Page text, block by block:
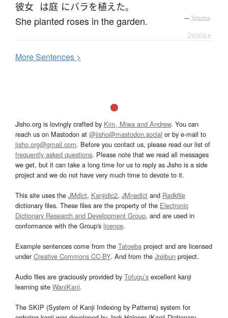
彼女 は庭 にバラを植えた。
She planted roses in the garden. — Tatoeba
Details ▸
MoreSentences >
Jisho.org is lovingly crafted by Kim, Miwa and Andrew. You can
reach us on Mastodon at @jisho@mastodon.social or by e-mail to
jisho.org@gmail.com. Before you contact us, please read our list of
frequently asked questions. Please note that we read all messages
we get, but it can take a long time for us to reply as Jisho is a side
project and we do not have very much time to devote to it.
This site uses the JMdict, Kanjidic2, JMnedict and Radkfile
dictionary files. These files are the property of the Electronic
Dictionary Research and Development Group, and are used in
conformance with the Group's licence.
Example sentences come from the Tatoeba project and are licensed
underCreative Commons CC-BY. And from the Jreibun project.
Audio files are graciously provided by Tofugu’s excellent kanji
learning site WaniKani.
The SKIP (System of Kanji Indexing by Patterns) system for